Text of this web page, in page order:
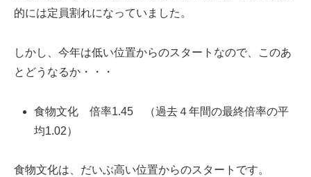
的には定員割れになっていました。
しかし、今年は低い位置からのスタートなので、このあ
とどうなるか・・・
食物文化 倍率1.45 （過去４年間の最終倍率の平
均1.02）
食物文化は、だいぶ高い位置からのスタートです。